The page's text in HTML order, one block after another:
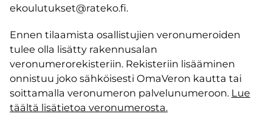
ekoulutukset@rateko.fi.
Ennen tilaamista osallistujien veronumeroiden
tulee olla lisätty rakennusalan
veronumerorekisteriin. Rekisteriin lisääminen
onnistuu joko sähköisesti OmaVeron kautta tai
soittamalla veronumeron palvelunumeroon. Lue
täältä lisätietoa veronumerosta.